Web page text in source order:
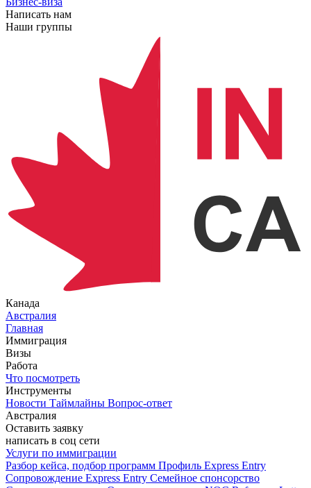
Написать нам
Наши группы
Канада
Австралия
Главная
Иммиграция
Визы
Работа
Что посмотреть
Инструменты
Новости Таймлайны Вопрос-ответ
Австралия
Оставить заявку
написать в соц сети
Услуги по иммиграции
Разбор кейса, подбор программ Профиль Express Entry
Сопровождение Express Entry Семейное спонсорство